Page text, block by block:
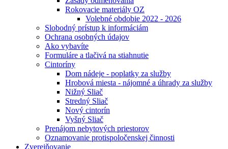
Rokovacie materiály OZ
Volebné obdobie 2022 - 2026
Slobodný prístup k informáciám
Ochrana osobných údajov
Ako vybavíte
Formuláre a tlačivá na stiahnutie
Cintoríny
Dom nádeje - poplatky za služby
Hrobová miesta - nájomné a úhrady za služby
Nižný Sliač
Stredný Sliač
Nový cintorín
Vyšný Sliač
Prenájom nebytových priestorov
Oznamovanie protispoločenskej činnosti
Zverejňovanie